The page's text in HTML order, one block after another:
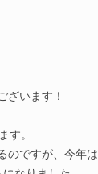
ざいます！
す。
のですが、今年